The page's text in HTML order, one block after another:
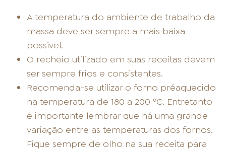
A temperatura do ambiente de trabalho da
massa deve ser sempre a mais baixa
possível.
O recheio utilizado em suas receitas devem
ser sempre frios e consistentes.
Recomenda-se utilizar o forno préaquecido
na temperatura de 180 a 200 ºC. Entretanto
é importante lembrar que há uma grande
variação entre as temperaturas dos fornos.
Fique sempre de olho na sua receita para